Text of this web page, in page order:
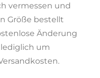
vermessen und
Größe bestellt
Änderung
um